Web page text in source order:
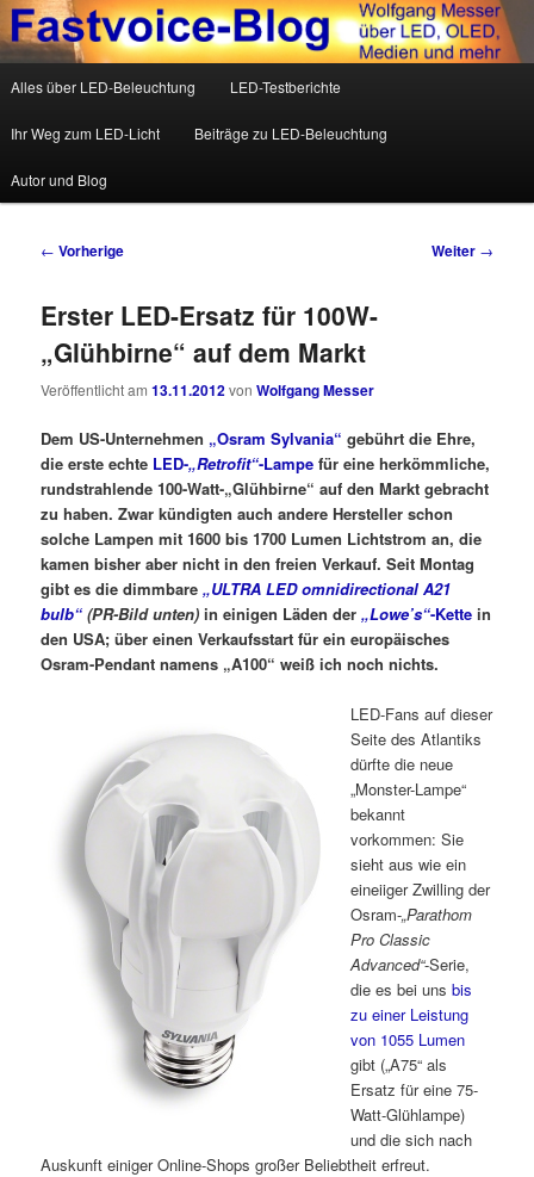
Fastvoice-Blog
Wolfgang Messer über LED, OLED, Medien und mehr
Zum Inhalt wechseln
Zum sekundären Inhalt wechseln
Alles über LED-Beleuchtung LED-Testberichte
Ihr Weg zum LED-Licht Beiträge zu LED-Beleuchtung
Autor und Blog
Beitrags-Navigation
← Vorherige Weiter →
Erster LED-Ersatz für 100W-
„Glühbirne“ auf dem Markt
Veröffentlicht am13.11.2012vonWolfgang Messer
Dem US-Unternehmen „Osram Sylvania“ gebührt die Ehre,
die erste echte LED-„Retrofit“-Lampe für eine herkömmliche,
rundstrahlende 100-Watt-„Glühbirne“ auf den Markt gebracht
zu haben. Zwar kündigten auch andere Hersteller schon
solche Lampen mit 1600 bis 1700 Lumen Lichtstrom an, die
kamen bisher aber nicht in den freien Verkauf. Seit Montag
gibt es die dimmbare„ULTRA LED omnidirectional A21
bulb“ (PR-Bild unten) in einigen Läden der„Lowe’s“-Kette in
den USA; über einen Verkaufsstart für ein europäisches
Osram-Pendant namens „A100“ weiß ich noch nichts.
LED-Fans auf dieser
Seite des Atlantiks
dürfte die neue
„Monster-Lampe“
bekannt
vorkommen: Sie
sieht aus wie ein
eineiiger Zwilling der
Osram-„Parathom
Pro Classic
Advanced“-Serie,
die es bei unsbis
zu einer Leistung
von 1055 Lumen
gibt („A75“ als
Ersatz für eine 75-
Watt-Glühlampe)
und die sich nach
Auskunft einiger Online-Shops großer Beliebtheit erfreut.